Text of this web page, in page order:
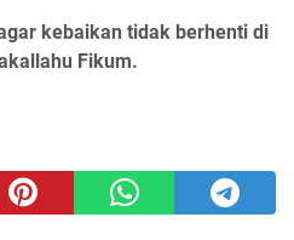
kebaikan tidak berhenti di
Fikum.